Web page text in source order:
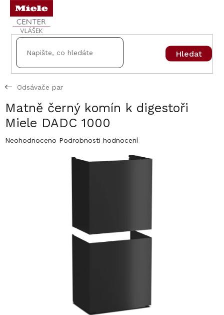
Přejít
obsah
Hledat
Odsávače par
Matně černý komín k digestoři
Miele DADC 1000
Průměrné
Neohodnoceno Podrobnosti hodnocení